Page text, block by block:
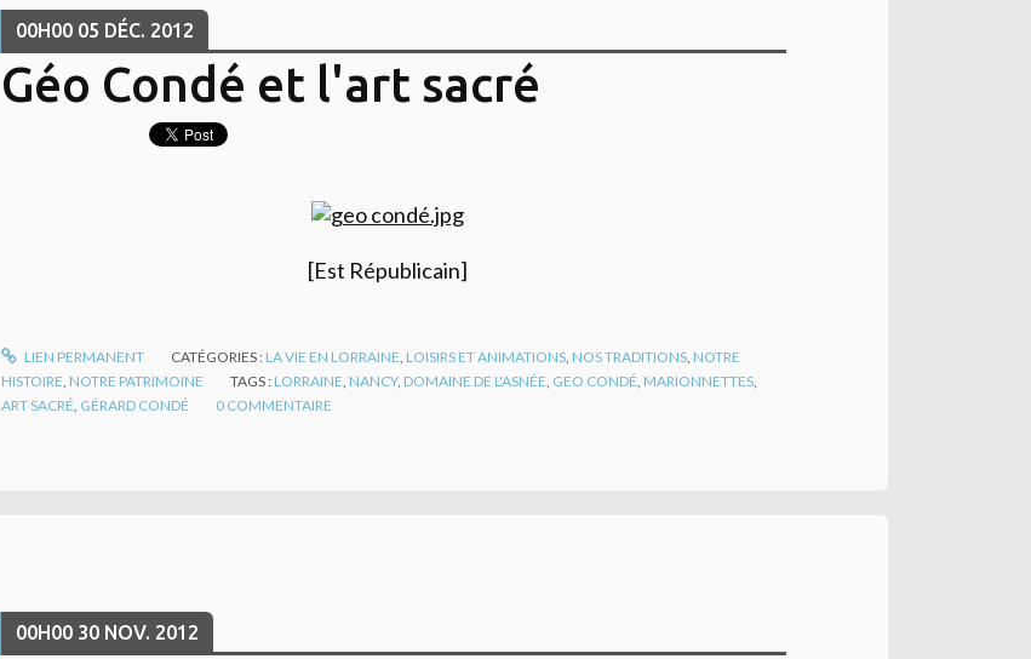
00H00 05 DÉC. 2012
Géo Condé et l'art sacré
[Est Républicain]
LIEN PERMANENT CATÉGORIES : LA VIE EN LORRAINE LOISIRS ET ANIMATIONS NOS TRADITIONS NOTRE
HISTOIRE NOTRE PATRIMOINE TAGS : LORRAINE NANCY, DOMAINE DE L'ASNÉE GEO CONDÉ MARIONNETTES
ART SACRÉ GÉRARD CONDÉ 0 COMMENTAIRE
00H00 30 NOV. 2012